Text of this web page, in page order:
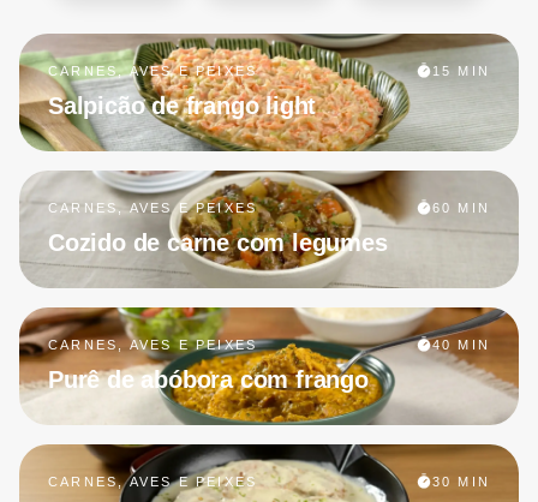
CARNES, AVES E PEIXES 15 MIN
Salpicão de frango light
CARNES, AVES E PEIXES 60 MIN
Cozido de carne com legumes
CARNES, AVES E PEIXES 40 MIN
Purê de abóbora com frango
CARNES, AVES E PEIXES 30 MIN